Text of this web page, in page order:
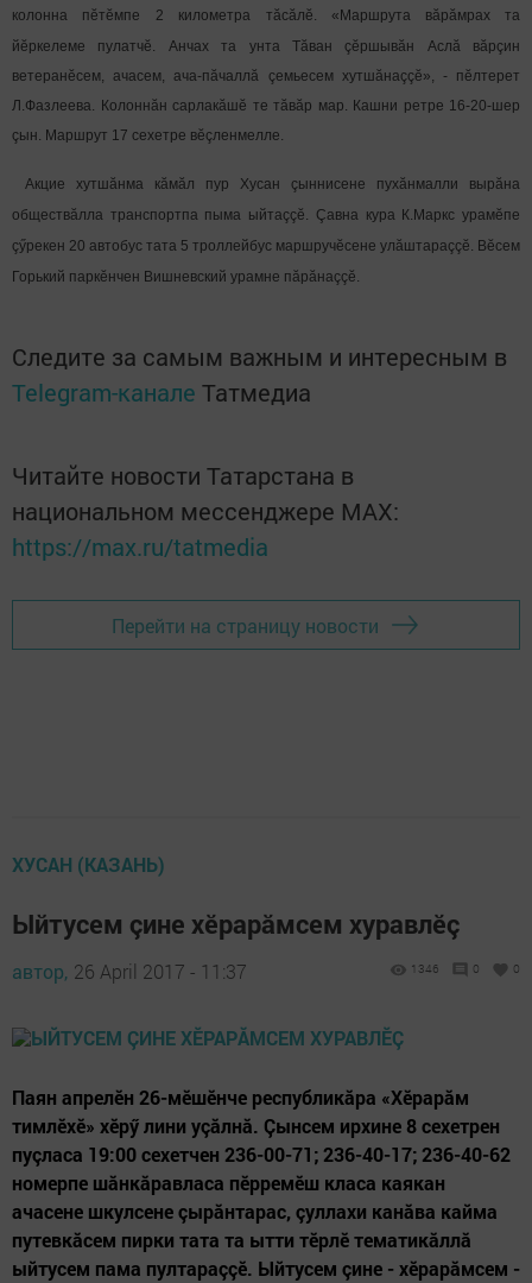
колонна пӗтӗмпе 2 километра
тăсăлӗ. «Маршрута вăрăмрах та
йӗркелеме пулатчӗ. Анчах та унта Тăван çӗршывăн Аслă вăрçин
ветеранӗсем, ачасем, ача-пăчаллă çемьесем хутшăнаççӗ», - пӗлтерет
Л.Фазлеева. Колоннăн сарлакăшӗ те тăвăр мар. Кашни ретре 16-20-шер
çын. Маршрут 17 сехетре вӗçленмелле.
Акцие хутшăнма кăмăл пур Хусан çыннисене пухăнмалли вырăна
обществăлла транспортпа пыма ыйтаççӗ. Çавна кура К.Маркс урамӗпе
çӳрекен 20 автобус тата 5 троллейбус маршручӗсене улăштараççӗ. Вӗсем
Горький паркӗнчен Вишневский урамне пăрăнаççӗ.
Следите за самым важным и интересным в
Telegram-канале Татмедиа
Читайте новости Татарстана в
национальном мессенджере MАХ:
https://max.ru/tatmedia
Перейти на страницу новости
ХУСАН (КАЗАНЬ)
Ыйтусем çине хӗрарăмсем хуравлӗç
автор, 26 April 2017 - 11:37 1346 0 0
Паян апрелӗн 26-мӗшӗнче республикăра «Хӗрарăм
тимлӗхӗ» хӗрӳ лини уçăлнă. Çынсем ирхине 8 сехетрен
пуçласа 19:00 сехетчен 236-00-71; 236-40-17; 236-40-62
номерпе шăнкăравласа пӗрремӗш класа каякан
ачасене шкулсене çырăнтарас, çуллахи канăва кайма
путевкăсем пирки тата та ытти тӗрлӗ тематикăллă
ыйтусем пама пултараççӗ. Ыйтусем çине - хӗрарăмсем -